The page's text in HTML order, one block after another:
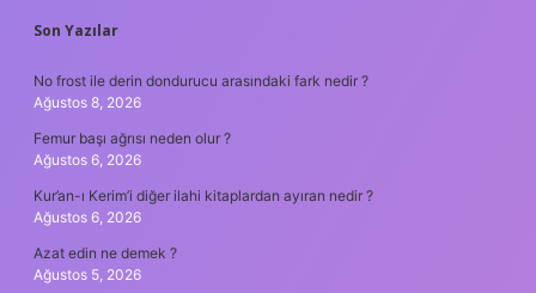
SIDEBAR
Son Yazılar
No frost ile derin dondurucu arasındaki fark nedir ?
Ağustos 8, 2026
Femur başı ağrısı neden olur ?
Ağustos 6, 2026
Kur’an-ı Kerim’i diğer ilahi kitaplardan ayıran nedir ?
Ağustos 6, 2026
Azat edin ne demek ?
Ağustos 5, 2026